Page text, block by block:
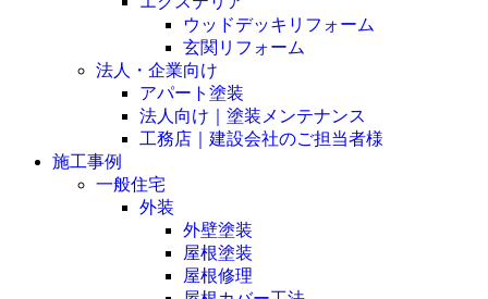
ウッドデッキリフォーム
玄関リフォーム
法人・企業向け
アパート塗装
法人向け｜塗装メンテナンス
工務店｜建設会社のご担当者様
施工事例
一般住宅
外装
外壁塗装
屋根塗装
屋根修理